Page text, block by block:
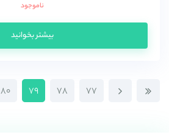
ناموجود
بیشتر بخوانید
۷۷ ۷۸ ۷۹ ۸۰